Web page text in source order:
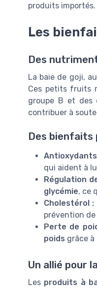
produits importés.
Les
Des
La baie de goji,
Ces petits fruits
groupe B et des
contribuer à
Des bienfaits
qui aident à
Régulation
glycémie, ce
Cholestérol :
prévention
Perte de
poids grâce
Un allié pour
Les produits à